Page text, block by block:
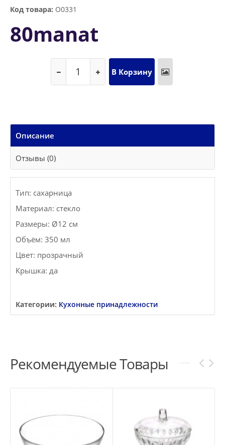
Код товара: O0331
80manat
Описание
Отзывы (0)
Тип: сахарница
Материал: стекло
Размеры: Ø12 см
Объём: 350 мл
Цвет: прозрачный
Крышка: да
Категории: Кухонные принадлежности
Рекомендуемые Товары